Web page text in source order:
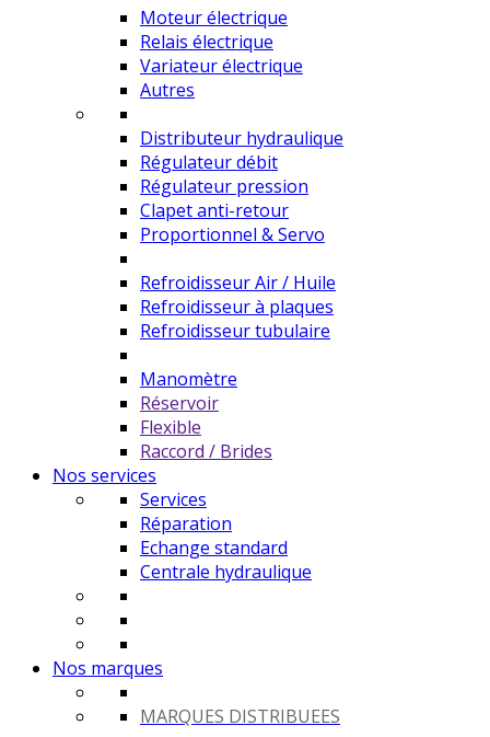
Moteur électrique
Relais électrique
Variateur électrique
Autres
Distributeur hydraulique
Régulateur débit
Régulateur pression
Clapet anti-retour
Proportionnel & Servo
Refroidisseur Air / Huile
Refroidisseur à plaques
Refroidisseur tubulaire
Manomètre
Réservoir
Flexible
Raccord / Brides
Nos services
Services
Réparation
Echange standard
Centrale hydraulique
Nos marques
MARQUES DISTRIBUEES